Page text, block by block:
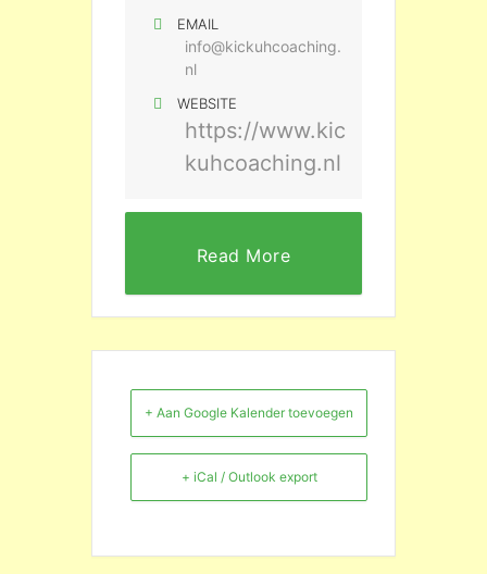
EMAIL
info@kickuhcoaching.
nl
WEBSITE
https://www.kic
kuhcoaching.nl
Read More
+ Aan Google Kalender toevoegen
+ iCal / Outlook export